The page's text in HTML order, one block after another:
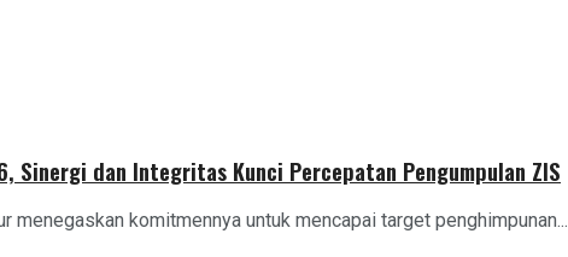
Sinergi dan Integritas Kunci Percepatan Pengumpulan ZIS
komitmennya untuk mencapai target penghimpunan...